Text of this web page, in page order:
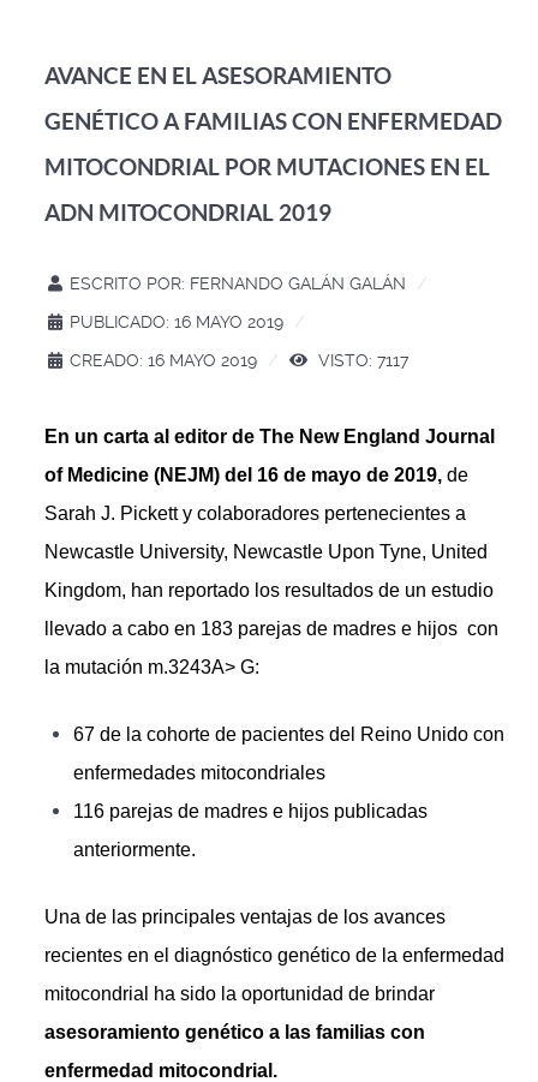
AVANCE EN EL ASESORAMIENTO
GENÉTICO A FAMILIAS CON ENFERMEDAD
MITOCONDRIAL POR MUTACIONES EN EL
ADN MITOCONDRIAL 2019
ESCRITO POR: FERNANDO GALÁN GALÁN
PUBLICADO: 16 MAYO 2019
CREADO: 16 MAYO 2019
VISTO: 7117
En un carta al editor de The New England Journal
of Medicine (NEJM) del 16 de mayo de 2019, de
Sarah J. Pickett y colaboradores pertenecientes a
Newcastle University, Newcastle Upon Tyne, United
Kingdom, han reportado los resultados de un estudio
llevado a cabo en 183 parejas de madres e hijos con
la mutación m.3243A> G:
67 de la cohorte de pacientes del Reino Unido con
enfermedades mitocondriales
116 parejas de madres e hijos publicadas
anteriormente.
Una de las principales ventajas de los avances
recientes en el diagnóstico genético de la enfermedad
mitocondrial ha sido la oportunidad de brindar
asesoramiento genético a las familias con
enfermedad mitocondrial.